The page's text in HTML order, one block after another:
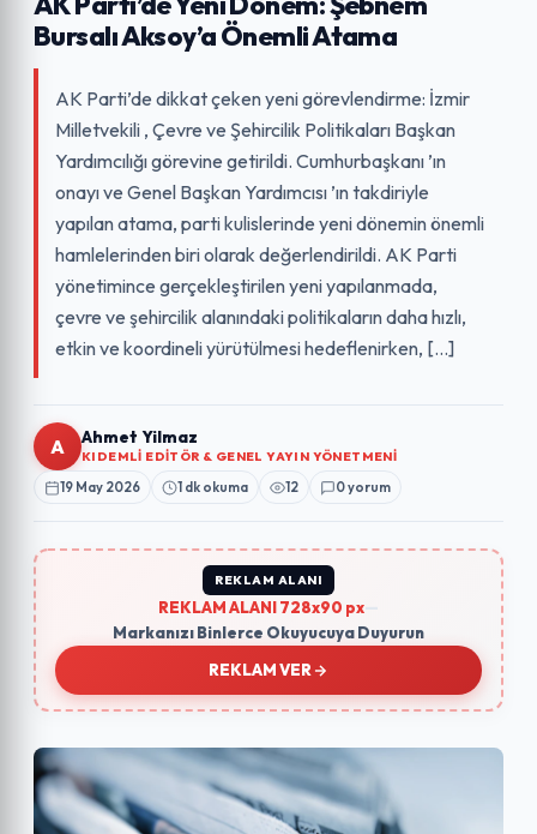
Bursalı Aksoy’a Önemli Atama
AK Parti’de dikkat çeken yeni görevlendirme: İzmir
Milletvekili , Çevre ve Şehircilik Politikaları Başkan
Yardımcılığı görevine getirildi. Cumhurbaşkanı ’ın
onayı ve Genel Başkan Yardımcısı ’ın takdiriyle
yapılan atama, parti kulislerinde yeni dönemin önemli
hamlelerinden biri olarak değerlendirildi. AK Parti
yönetimince gerçekleştirilen yeni yapılanmada,
çevre ve şehircilik alanındaki politikaların daha hızlı,
etkin ve koordineli yürütülmesi hedeflenirken, […]
A Ahmet Yilmaz
KIDEMLI EDITÖR & GENEL YAYIN YÖNETMENI
19 May 2026 1 dk okuma 12 0 yorum
REKLAM ALANI
REKLAM ALANI 728x90 px
Markanızı Binlerce Okuyucuya Duyurun
REKLAM VER